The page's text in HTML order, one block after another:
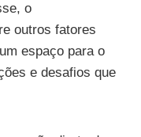
o
outros fatores
espaço para o
e desafios que